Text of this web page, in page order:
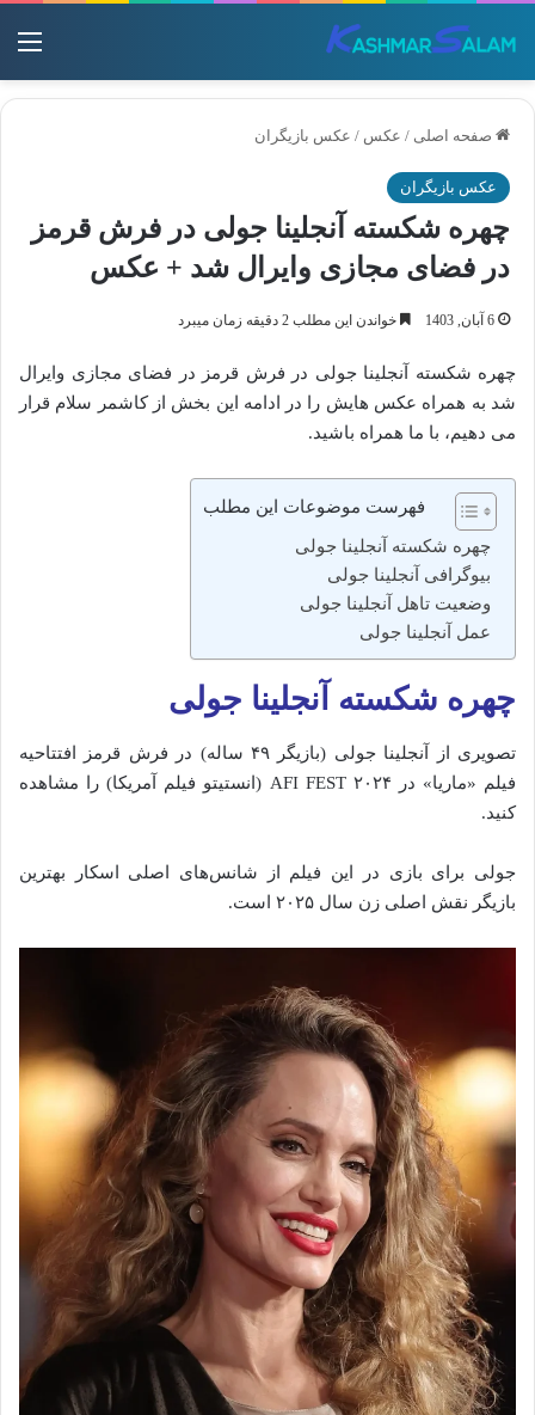
صفحه اصلی / عکس / عکس بازیگران
عکس بازیگران
چهره شکسته آنجلینا جولی در فرش قرمز
در فضای مجازی وایرال شد + عکس
6 آبان, 1403 خواندن این مطلب 2 دقیقه زمان میبرد
چهره شکسته آنجلینا جولی در فرش قرمز در فضای مجازی وایرال
شد به همراه عکس هایش را در ادامه این بخش از کاشمر سلام قرار
می دهیم، با ما همراه باشید.
فهرست موضوعات این مطلب
چهره شکسته آنجلینا جولی
بیوگرافی آنجلینا جولی
وضعیت تاهل آنجلینا جولی
عمل آنجلینا جولی
چهره شکسته آنجلینا جولی
تصویری از آنجلینا جولی (بازیگر ۴۹ ساله) در فرش قرمز افتتاحیه
فیلم «ماریا» در ۲۰۲۴ AFI FEST (انستیتو فیلم آمریکا) را مشاهده
کنید.
جولی برای بازی در این فیلم از شانس‌های اصلی اسکار بهترین
بازیگر نقش اصلی زن سال ۲۰۲۵ است.